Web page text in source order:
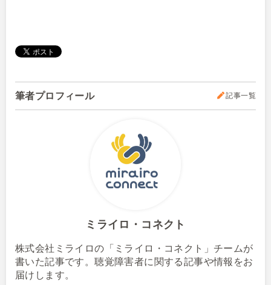
筆者プロフィール 記事一覧
ミライロ・コネクト
株式会社ミライロの「ミライロ・コネクト」チームが
書いた記事です。聴覚障害者に関する記事や情報をお
届けします。